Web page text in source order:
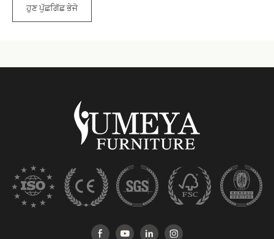
ਹੁਣ ਪੁੱਛਗਿੱਛ ਭੇਜੋ